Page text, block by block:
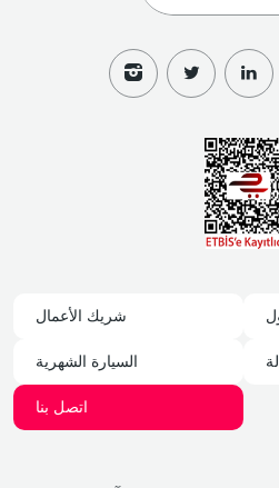
شريك الأعمال
السيارة الشهرية
اتصل بنا